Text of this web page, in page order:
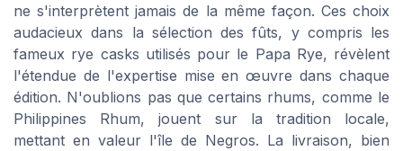
ne s'interprètent jamais de la même façon. Ces choix
audacieux dans la sélection des fûts, y compris les
fameux rye casks utilisés pour le Papa Rye, révèlent
l'étendue de l'expertise mise en œuvre dans chaque
édition. N'oublions pas que certains rhums, comme le
Philippines Rhum, jouent sur la tradition locale,
mettant en valeur l'île de Negros. La livraison, bien